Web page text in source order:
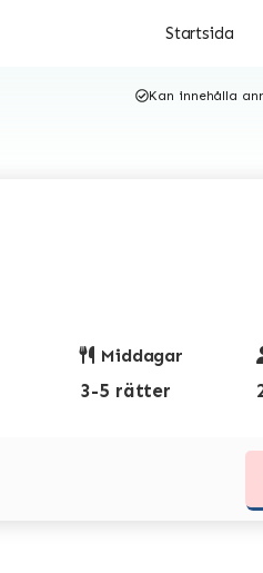
Startsida
Kan innehålla
Middagar
3-5 rätter